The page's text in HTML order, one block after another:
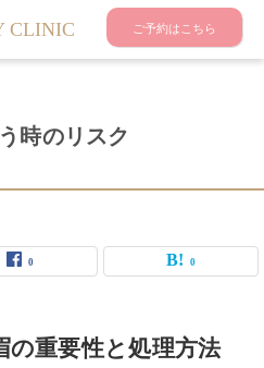
CLINIC ご予約はこちら
時のリスク
0 0
重要性と処理方法